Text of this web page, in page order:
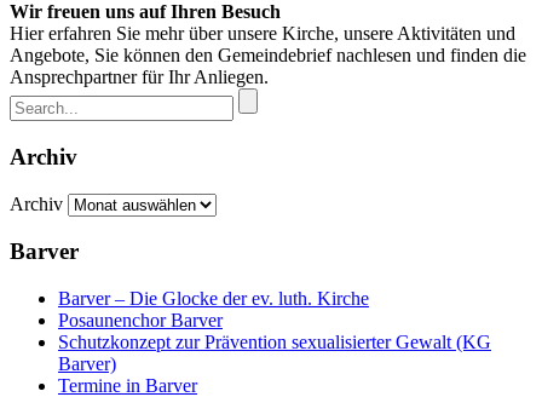
Wir freuen uns auf Ihren Besuch
Hier erfahren Sie mehr über unsere Kirche, unsere Aktivitäten und
Angebote, Sie können den Gemeindebrief nachlesen und finden die
Ansprechpartner für Ihr Anliegen.
Archiv
Archiv
Barver
Barver – Die Glocke der ev. luth. Kirche
Posaunenchor Barver
Schutzkonzept zur Prävention sexualisierter Gewalt (KG
Barver)
Termine in Barver